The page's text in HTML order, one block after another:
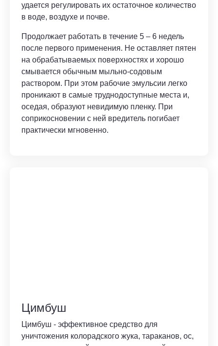
удается регулировать их остаточное количество
в воде, воздухе и почве.
Продолжает работать в течение 5 – 6 недель
после первого применения. Не оставляет пятен
на обрабатываемых поверхностях и хорошо
смывается обычным мыльно-содовым
раствором. При этом рабочие эмульсии легко
проникают в самые труднодоступные места и,
оседая, образуют невидимую пленку. При
соприкосновении с ней вредитель погибает
практически мгновенно.
Цимбуш
Цимбуш - эффективное средство для
уничтожения колорадского жука, тараканов, ос,